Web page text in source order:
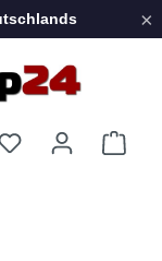
×